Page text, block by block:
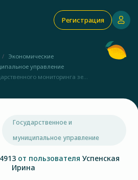
Регистрация
Экономические
управление
мониторинга зе...
Государственное и
муниципальное управление
от пользователя Успенская
Ирина